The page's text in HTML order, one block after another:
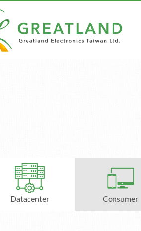
Datacenter Consumer